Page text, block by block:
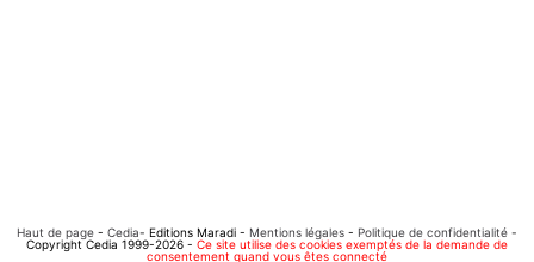
Haut de page - Cedia- Editions Maradi - Mentions légales - Politique de confidentialité -
Copyright Cedia 1999-2026 - Ce site utilise des cookies exemptés de la demande de
consentement quand vous êtes connecté